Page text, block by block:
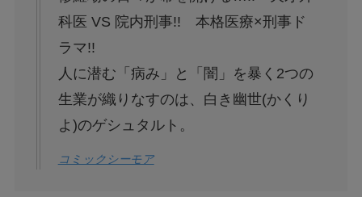
科医 VS 院内刑事!! 本格医療×刑事ド
ラマ!!
人に潜む「病み」と「闇」を暴く2つの
生業が織りなすのは、白き幽世(かくり
よ)のゲシュタルト。
コミックシーモア